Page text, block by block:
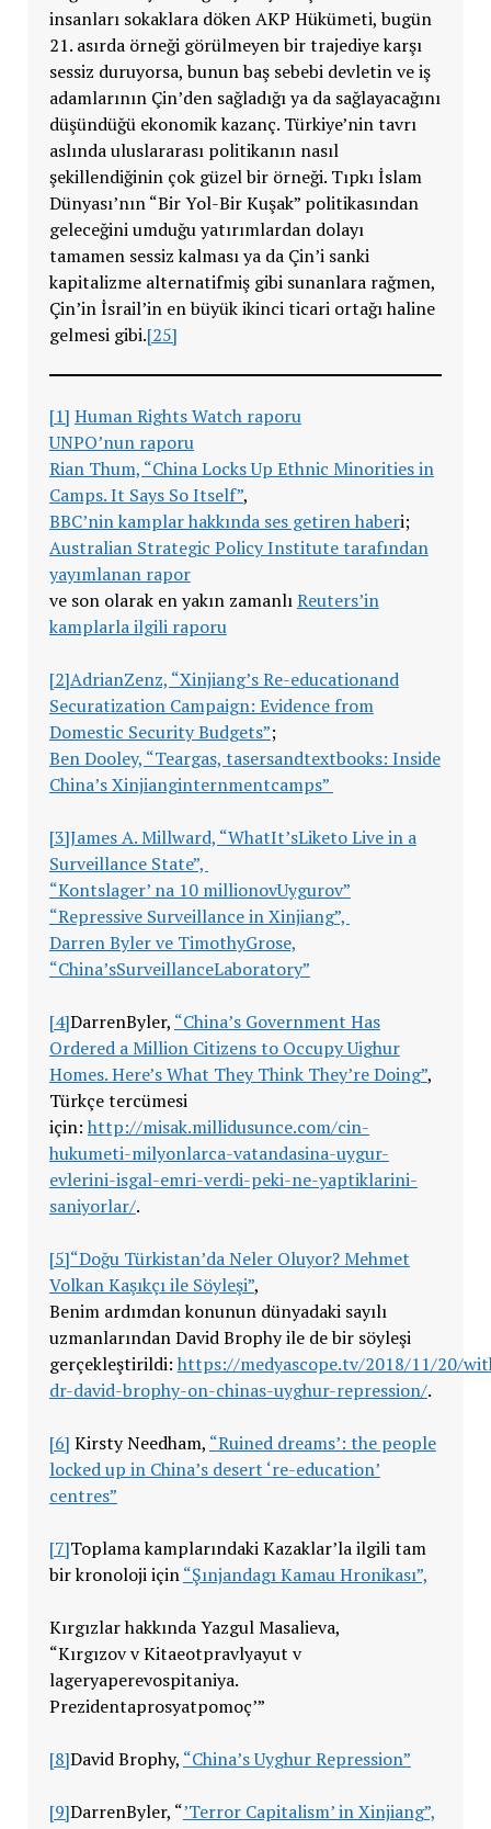
insanları sokaklara döken AKP Hükümeti, bugün
21. asırda örneği görülmeyen bir trajediye karşı
sessiz duruyorsa, bunun baş sebebi devletin ve iş
adamlarının Çin’den sağladığı ya da sağlayacağını
düşündüğü ekonomik kazanç. Türkiye’nin tavrı
aslında uluslararası politikanın nasıl
şekillendiğinin çok güzel bir örneği. Tıpkı İslam
Dünyası’nın “Bir Yol-Bir Kuşak” politikasından
geleceğini umduğu yatırımlardan dolayı
tamamen sessiz kalması ya da Çin’i sanki
kapitalizme alternatifmiş gibi sunanlara rağmen,
Çin’in İsrail’in en büyük ikinci ticari ortağı haline
gelmesi gibi.[25]
[1] Human Rights Watch raporu
UNPO’nun raporu
Rian Thum, “China Locks Up Ethnic Minorities in
Camps. It Says So Itself”,
BBC’nin kamplar hakkında ses getiren haberi;
Australian Strategic Policy Institute tarafından
yayımlanan rapor
ve son olarak en yakın zamanlıReuters’in
kamplarla ilgili raporu
[2]AdrianZenz, “Xinjiang’s Re-educationand
Securatization Campaign: Evidence from
Domestic Security Budgets”;
Ben Dooley, “Teargas, tasersandtextbooks: Inside
China’s Xinjianginternmentcamps”
[3]James A. Millward, “WhatIt’sLiketo Live in a
Surveillance State”,
“Kontslager’ na 10 millionovUygurov”
“Repressive Surveillance in Xinjiang”,
Darren Byler ve TimothyGrose,
“China’sSurveillanceLaboratory”
[4]DarrenByler, “China’s Government Has
Ordered a Million Citizens to Occupy Uighur
Homes. Here’s What They Think They’re Doing”,
Türkçe tercümesi
için: http://misak.millidusunce.com/cin-
hukumeti-milyonlarca-vatandasina-uygur-
evlerini-isgal-emri-verdi-peki-ne-yaptiklarini-
saniyorlar/.
[5]“Doğu Türkistan’da Neler Oluyor? Mehmet
Volkan Kaşıkçı ile Söyleşi”,
Benim ardımdan konunun dünyadaki sayılı
uzmanlarından David Brophy ile de bir söyleşi
gerçekleştirildi: https://medyascope.tv/2018/11/20/
dr-david-brophy-on-chinas-uyghur-repression/.
[6] Kirsty Needham, “Ruined dreams’: the people
locked up in China’s desert ‘re-education’
centres”
[7]Toplama kamplarındaki Kazaklar’la ilgili tam
bir kronoloji için“Şınjandagı Kamau Hronikası”,
Kırgızlar hakkında Yazgul Masalieva,
“Kırgızov v Kitaeotpravlyayut v
lageryaperevospitaniya.
Prezidentaprosyatpomoç’”
[8]David Brophy, “China’s Uyghur Repression”
[9]DarrenByler, “’Terror Capitalism’ in Xinjiang”,